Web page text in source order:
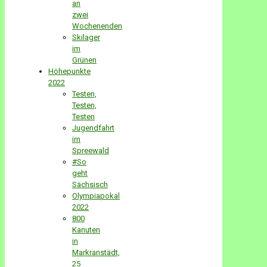
an
zwei
Wochenenden
Skilager
im
Grünen
Höhepunkte
2022
Testen,
Testen,
Testen
Jugendfahrt
im
Spreewald
#So
geht
Sächsisch
Olympiapokal
2022
800
Kanuten
in
Markranstädt,
25